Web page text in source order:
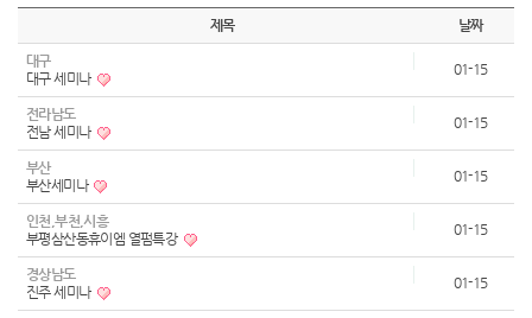
제목 날짜
대구
대구 세미나
01-15
전라남도
전남 세미나
01-15
부산
부산세미나
01-15
인천,부천,시흥
부평삼산동휴이엠 열펌특강
01-15
경상남도
진주 세미나
01-15